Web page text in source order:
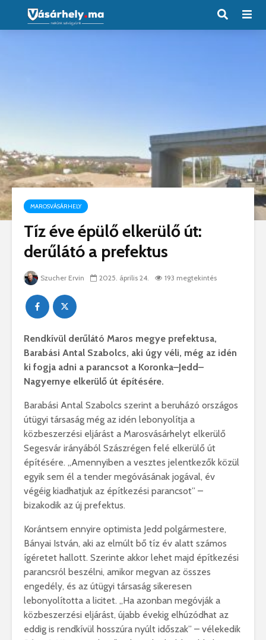
MAROSVÁSÁRHELY
Tíz éve épülő elkerülő út:
derűlátó a prefektus
Szucher Ervin 2025. április 24. 193 megtekintés
Rendkívül derűlátó Maros megye prefektusa,
Barabási Antal Szabolcs, aki úgy véli, még az idén
ki fogja adni a parancsot a Koronka–Jedd–
Nagyernye elkerülő út építésére.
Barabási Antal Szabolcs szerint a beruházó országos
útügyi társaság még az idén lebonyolítja a
közbeszerzési eljárást a Marosvásárhelyt elkerülő
Segesvár irányából Szászrégen felé elkerülő út
építésére. „Amennyiben a vesztes jelentkezők közül
egyik sem él a tender megóvásának jogával, év
végéig kiadhatjuk az építkezési parancsot” –
bizakodik az új prefektus.
Korántsem ennyire optimista Jedd polgármestere,
Bányai István, aki az elmúlt bő tíz év alatt számos
ígéretet hallott. Szerinte akkor lehet majd építkezési
parancsról beszélni, amikor megvan az összes
engedély, és az útügyi társaság sikeresen
lebonyolította a licitet. „Ha azonban megóvják a
közbeszerzési eljárást, újabb évekig elhúzódhat az
eddig is rendkívül hosszúra nyúlt időszak” – vélekedik